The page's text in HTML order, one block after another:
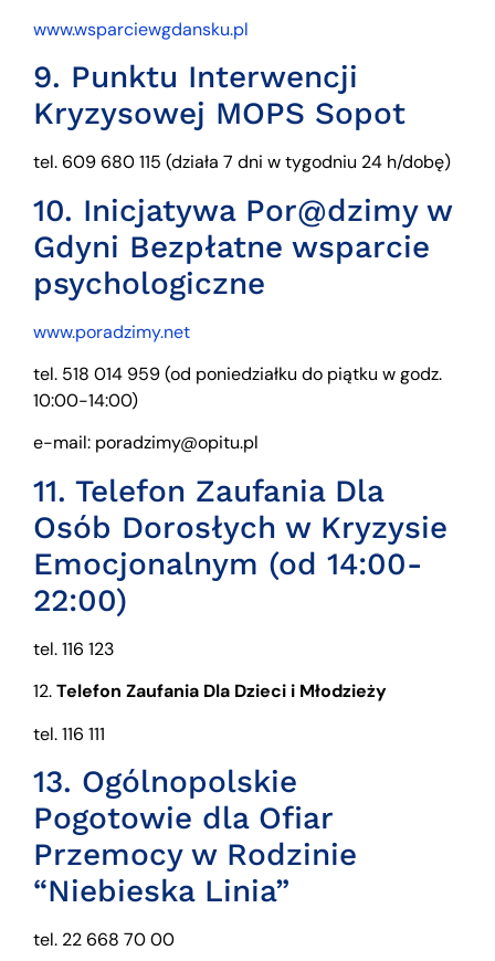
www.wsparciewgdansku.pl
9. Punktu Interwencji
Kryzysowej MOPS Sopot
tel. 609 680 115 (działa 7 dni w tygodniu 24 h/dobę)
10. Inicjatywa Por@dzimy w
Gdyni Bezpłatne wsparcie
psychologiczne
www.poradzimy.net
tel. 518 014 959 (od poniedziałku do piątku w godz.
10:00-14:00)
e-mail: poradzimy@opitu.pl
11. Telefon Zaufania Dla
Osób Dorosłych w Kryzysie
Emocjonalnym (od 14:00-
22:00)
tel. 116 123
12.Telefon Zaufania Dla Dzieci i Młodzieży
tel. 116 111
13. Ogólnopolskie
Pogotowie dla Ofiar
Przemocy w Rodzinie
“Niebieska Linia”
tel. 22 668 70 00